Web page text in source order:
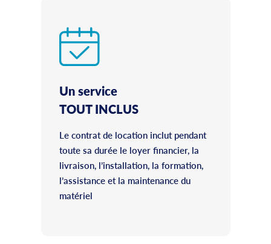
Un service
TOUT INCLUS
Le contrat de location inclut pendant
toute sa durée le loyer financier, la
livraison, l’installation, la formation,
l’assistance et la maintenance du
matériel